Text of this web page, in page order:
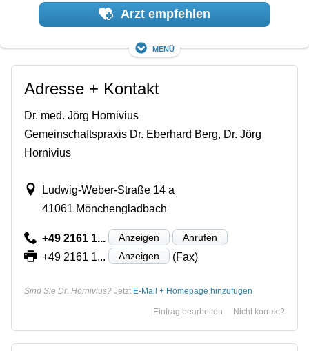
Arzt empfehlen
Menü
Adresse + Kontakt
Dr. med. Jörg Hornivius
Gemeinschaftspraxis Dr. Eberhard Berg, Dr. Jörg
Hornivius
Ludwig-Weber-Straße 14 a
41061 Mönchengladbach
+49 2161 1... Anzeigen Anrufen
+49 2161 1... Anzeigen (Fax)
Sind Sie Dr. Hornivius? Jetzt E-Mail + Homepage hinzufügen
Nicht korrekt?
Eintrag bearbeiten